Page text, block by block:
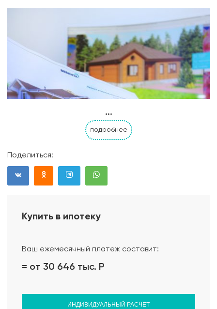
Проект дома
...
подробнее
Поделиться:
Купить в ипотеку
Ваш ежемесячный платеж составит:
= от 30 646 тыс. Р
ИНДИВИДУАЛЬНЫЙ РАСЧЕТ